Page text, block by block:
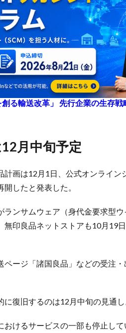
る輸送改革」 先行企業の生存戦
12月中旬予定
画は12月1日、公式オンライン
したと発表した。
ンサムウェア（身代金要求型
印良品ネットストアも10月19
ージ「諸国良品」などの受注
復旧するのは12月中旬の見通し
けるサービスの一部も停止し